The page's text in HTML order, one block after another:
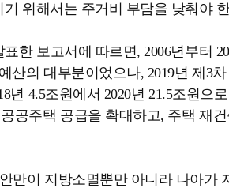
위해서는 주거비 부담을 낮춰야
한 보고서에 따르면, 2006년부터
의 대부분이었으나, 2019년 제3
4.5조원에서 2020년 21.5조원으
공주택 공급을 확대하고, 주택 재
만이 지방소멸뿐만 아니라 나아가